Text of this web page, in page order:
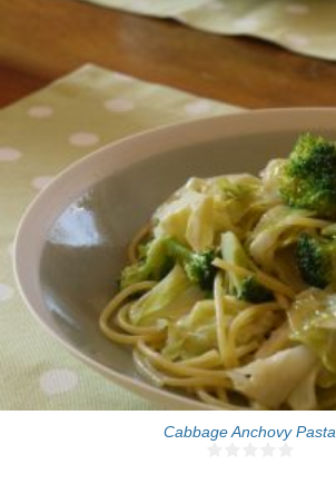
2 people
10 Min
Cabbage Anchovy Pasta